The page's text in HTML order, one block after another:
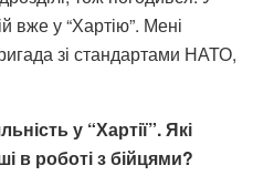
вже у “Хартію”. Мені
зі стандартами НАТО,
у “Хартії”. Які
в роботі з бійцями?